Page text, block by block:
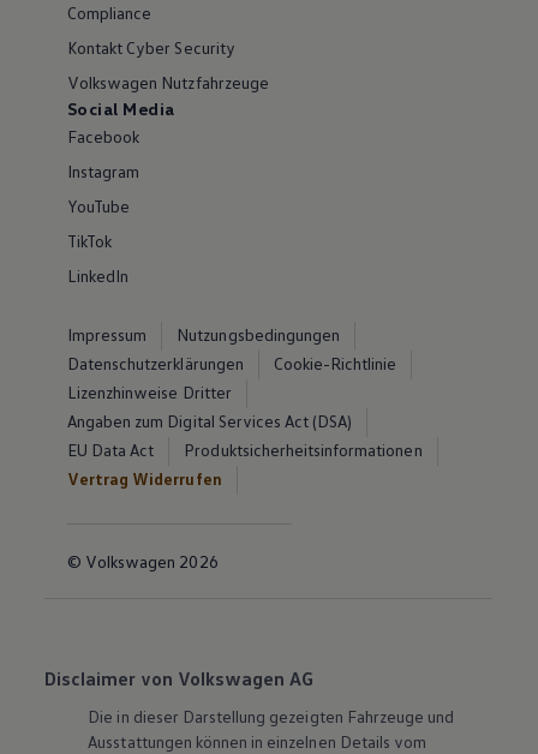
Compliance
Kontakt Cyber Security
Volkswagen Nutzfahrzeuge
Social Media
Facebook
Instagram
YouTube
TikTok
LinkedIn
Impressum
Nutzungsbedingungen
Datenschutzerklärungen
Cookie-Richtlinie
Lizenzhinweise Dritter
Angaben zum Digital Services Act (DSA)
EU Data Act
Produktsicherheitsinformationen
Vertrag Widerrufen
© Volkswagen 2026
Disclaimer von Volkswagen AG
Die in dieser Darstellung gezeigten Fahrzeuge und
Ausstattungen können in einzelnen Details vom